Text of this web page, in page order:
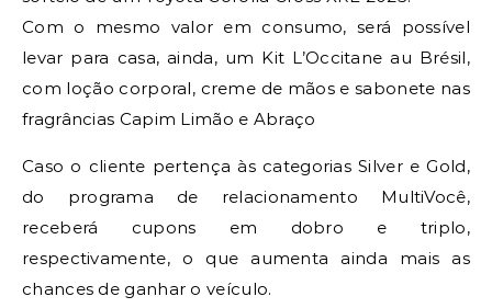
Com o mesmo valor em consumo, será possível
levar para casa, ainda, um Kit L’Occitane au Brésil,
com loção corporal, creme de mãos e sabonete nas
fragrâncias Capim Limão e Abraço
Caso o cliente pertença às categorias Silver e Gold,
do programa de relacionamento MultiVocê,
receberá cupons em dobro e triplo,
respectivamente, o que aumenta ainda mais as
chances de ganhar o veículo.